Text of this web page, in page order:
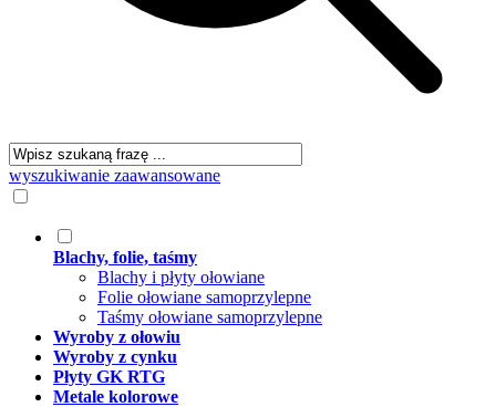
wyszukiwanie zaawansowane
Blachy, folie, taśmy
Blachy i płyty ołowiane
Folie ołowiane samoprzylepne
Taśmy ołowiane samoprzylepne
Wyroby z ołowiu
Wyroby z cynku
Płyty GK RTG
Metale kolorowe